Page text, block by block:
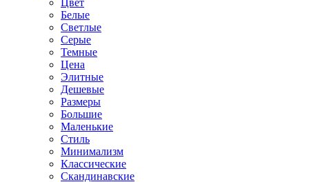
Цвет
Белые
Светлые
Серые
Темные
Цена
Элитные
Дешевые
Размеры
Большие
Маленькие
Стиль
Минимализм
Классические
Скандинавские